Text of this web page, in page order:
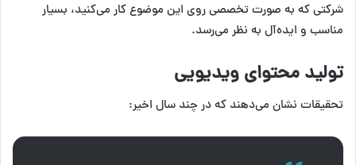
شرکتی که به صورت تخصصی روی این موضوع کار می‌کنید، بسیار
مناسب و ایده‌آل به نظر می‌رسد.
تولید محتوای ویدیویی
تحقیقات نشان می‌دهند که در چند سال اخیر: